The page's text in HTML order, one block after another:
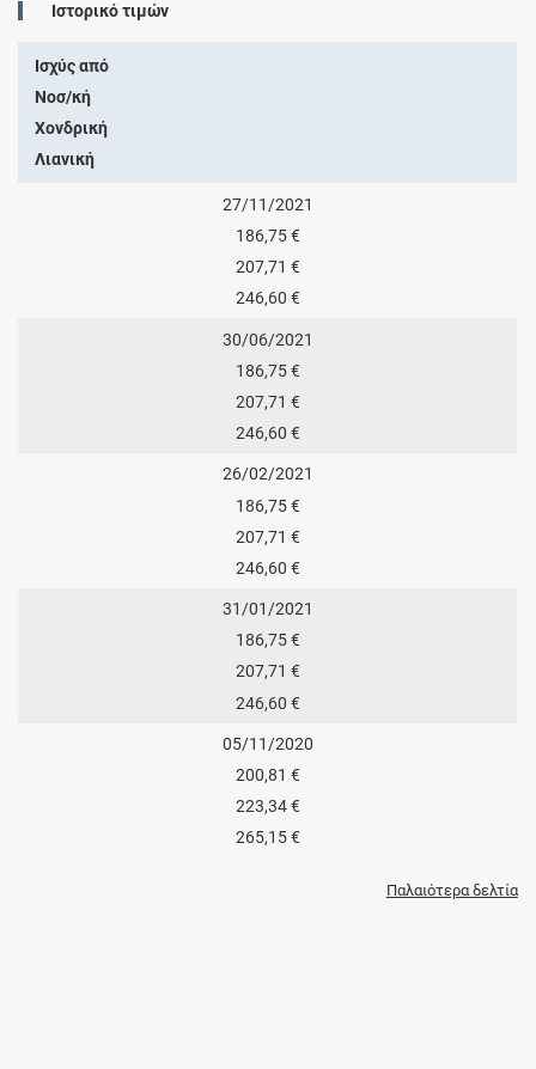
Ιστορικό τιμών
Ισχύς από
Νοσ/κή
Χονδρική
Λιανική
27/11/2021
186,75 €
207,71 €
246,60 €
30/06/2021
186,75 €
207,71 €
246,60 €
26/02/2021
186,75 €
207,71 €
246,60 €
31/01/2021
186,75 €
207,71 €
246,60 €
05/11/2020
200,81 €
223,34 €
265,15 €
Παλαιότερα δελτία